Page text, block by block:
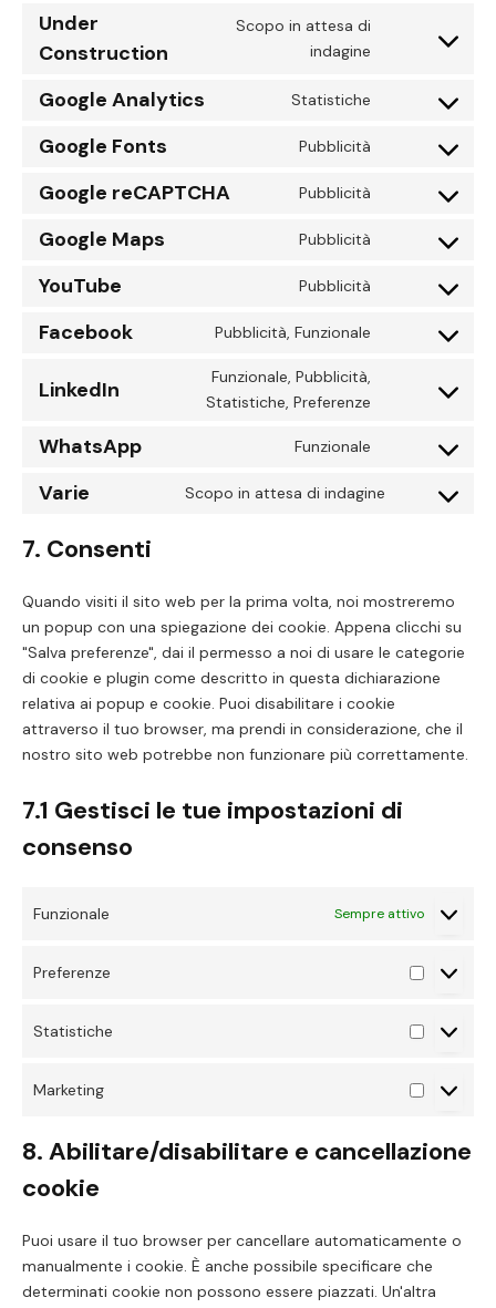
Under
Construction
Scopo in attesa di
indagine
Consent
construction
Google Analytics Statistiche
Consent
google-
Google Fonts Pubblicità
Consent
google-
Google reCAPTCHA Pubblicità
Consent
google-
Google Maps Pubblicità
Consent
google-
YouTube Pubblicità
Consent
Facebook Pubblicità, Funzionale
Consent
LinkedIn
Funzionale, Pubblicità,
Statistiche, Preferenze
Consent
WhatsApp Funzionale
Consent
Varie Scopo in attesa di indagine
Consent
7. Consenti
Quando visiti il sito web per la prima volta, noi mostreremo
un popup con una spiegazione dei cookie. Appena clicchi su
"Salva preferenze", dai il permesso a noi di usare le categorie
di cookie e plugin come descritto in questa dichiarazione
relativa ai popup e cookie. Puoi disabilitare i cookie
attraverso il tuo browser, ma prendi in considerazione, che il
nostro sito web potrebbe non funzionare più correttamente.
7.1 Gestisci le tue impostazioni di
consenso
Funzionale Sempre attivo
Preferenze
Statistiche
Marketing
Marketing
8. Abilitare/disabilitare e cancellazione
cookie
Puoi usare il tuo browser per cancellare automaticamente o
manualmente i cookie. È anche possibile specificare che
determinati cookie non possono essere piazzati. Un'altra